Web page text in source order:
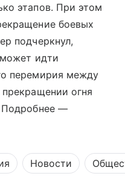
этапов. При этом
боевых
подчеркнул,
идти
перемирия между
огня
Подробнее —
Новости